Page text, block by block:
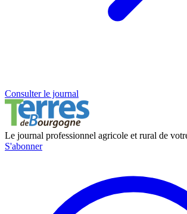
Consulter le journal
Le journal professionnel agricole et rural de
S'abonner